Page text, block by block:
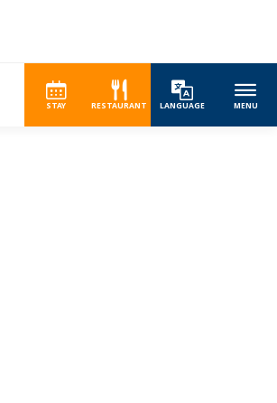
STAY RESTAURANT LANGUAGE MENU